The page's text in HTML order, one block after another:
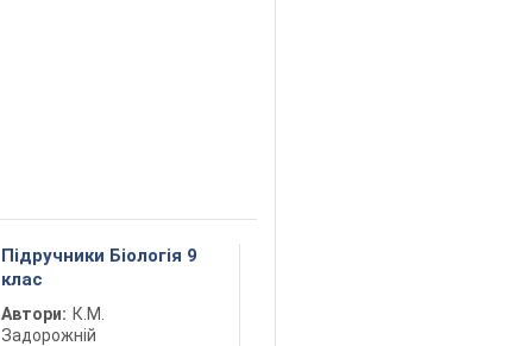
Підручники Біологія 9
клас
Автори: К.М.
Задорожній